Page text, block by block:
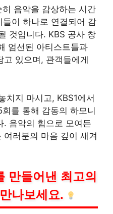
음악을 감상하는 시간
이 하나로 연결되어 감
것입니다. KBS 공사 창
엄선된 아티스트들과
있으며, 관객들에게
치지 마시고, KBS1에서
를 통해 감동의 하모니
. 음악의 힘으로 모여든
러분의 마음 깊이 새겨
만들어낸 최고의
나보세요.